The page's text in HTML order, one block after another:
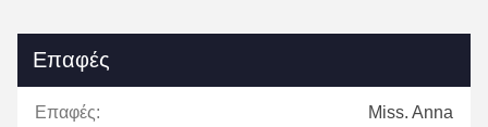
Επαφές
Επαφές: Miss. Anna